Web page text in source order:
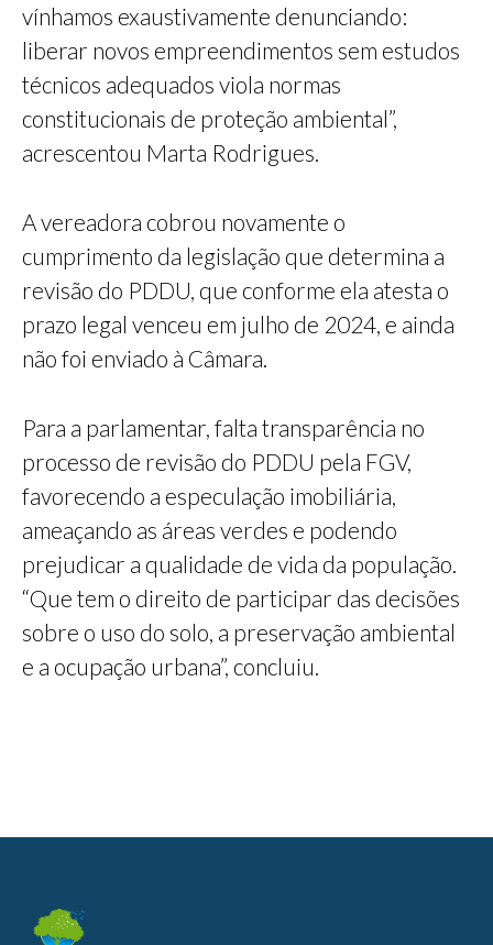
vínhamos exaustivamente denunciando:
liberar novos empreendimentos sem estudos
técnicos adequados viola normas
constitucionais de proteção ambiental”,
acrescentou Marta Rodrigues.
A vereadora cobrou novamente o
cumprimento da legislação que determina a
revisão do PDDU, que conforme ela atesta o
prazo legal venceu em julho de 2024, e ainda
não foi enviado à Câmara.
Para a parlamentar, falta transparência no
processo de revisão do PDDU pela FGV,
favorecendo a especulação imobiliária,
ameaçando as áreas verdes e podendo
prejudicar a qualidade de vida da população.
“Que tem o direito de participar das decisões
sobre o uso do solo, a preservação ambiental
e a ocupação urbana”, concluiu.